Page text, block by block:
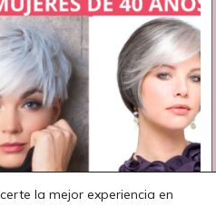
la mejor experiencia en